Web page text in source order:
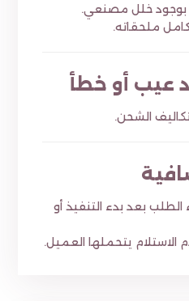
بوجود خلل مصنعي.
ملحقاته.
عيب أو خطأ
الشحن.
الطلب بعد بدء التنفيذ أو
يتحملها العميل.